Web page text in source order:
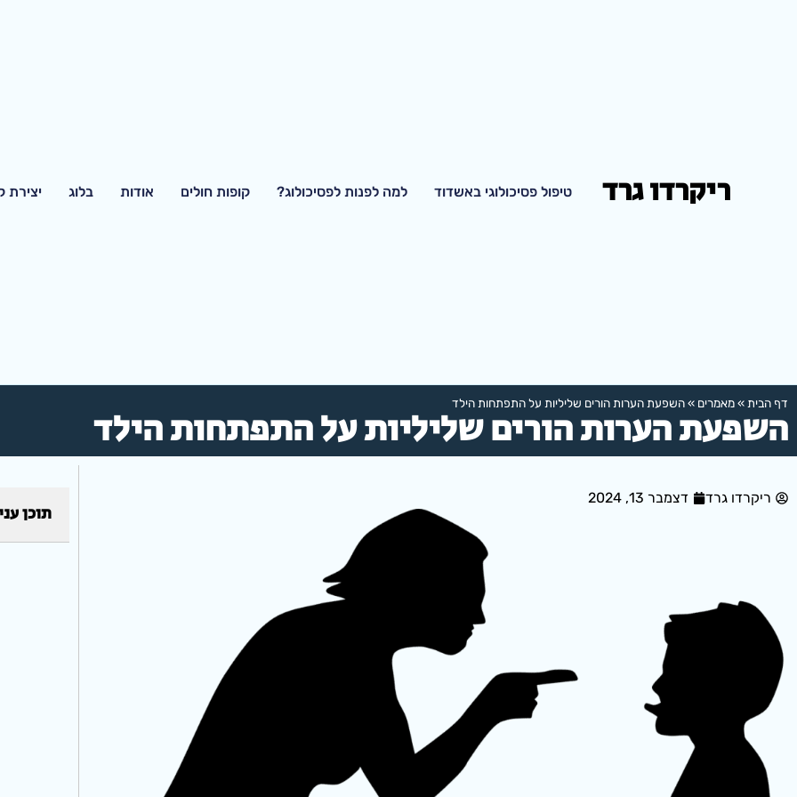
ריקרדו גרד טיפול פסיכולוגי באשדוד למה לפנות לפסיכולוג? קופות חולים אודות בלוג יצירת
דף הבית »מאמרים »השפעת הערות הורים שליליות על התפתחות הילד
השפעת הערות הורים שליליות על התפתחות הילד
ריקרדו גרד דצמבר 13, 2024
תוכן